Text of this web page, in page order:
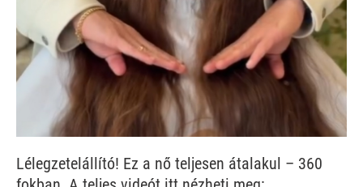
Lélegzetelállító! Ez a nő teljesen átalakul – 360